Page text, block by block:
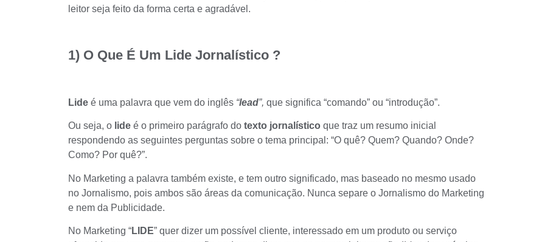
leitor seja feito da forma certa e agradável.
1) O Que É Um Lide Jornalístico ?
Lide é uma palavra que vem do inglês “lead”, que significa “comando” ou “introdução”.
Ou seja, o lide é o primeiro parágrafo do texto jornalístico que traz um resumo inicial
respondendo as seguintes perguntas sobre o tema principal: “O quê? Quem? Quando? Onde?
Como? Por quê?”.
No Marketing a palavra também existe, e tem outro significado, mas baseado no mesmo usado
no Jornalismo, pois ambos são áreas da comunicação. Nunca separe o Jornalismo do Marketing
e nem da Publicidade.
No Marketing “LIDE” quer dizer um possível cliente, interessado em um produto ou serviço